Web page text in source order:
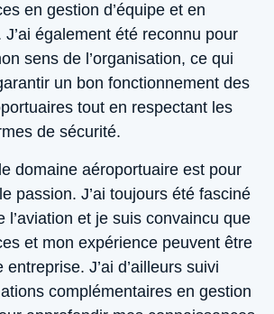
en gestion d’équipe et en
également été reconnu pour
sens de l’organisation, ce qui
un bon fonctionnement des
tout en respectant les
de sécurité.
domaine aéroportuaire est pour
passion. J’ai toujours été fasciné
l’aviation et je suis convaincu que
et mon expérience peuvent être
J’ai d’ailleurs suivi
complémentaires en gestion